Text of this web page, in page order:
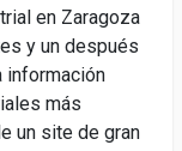
en Zaragoza
y un después
información
más
un site de gran